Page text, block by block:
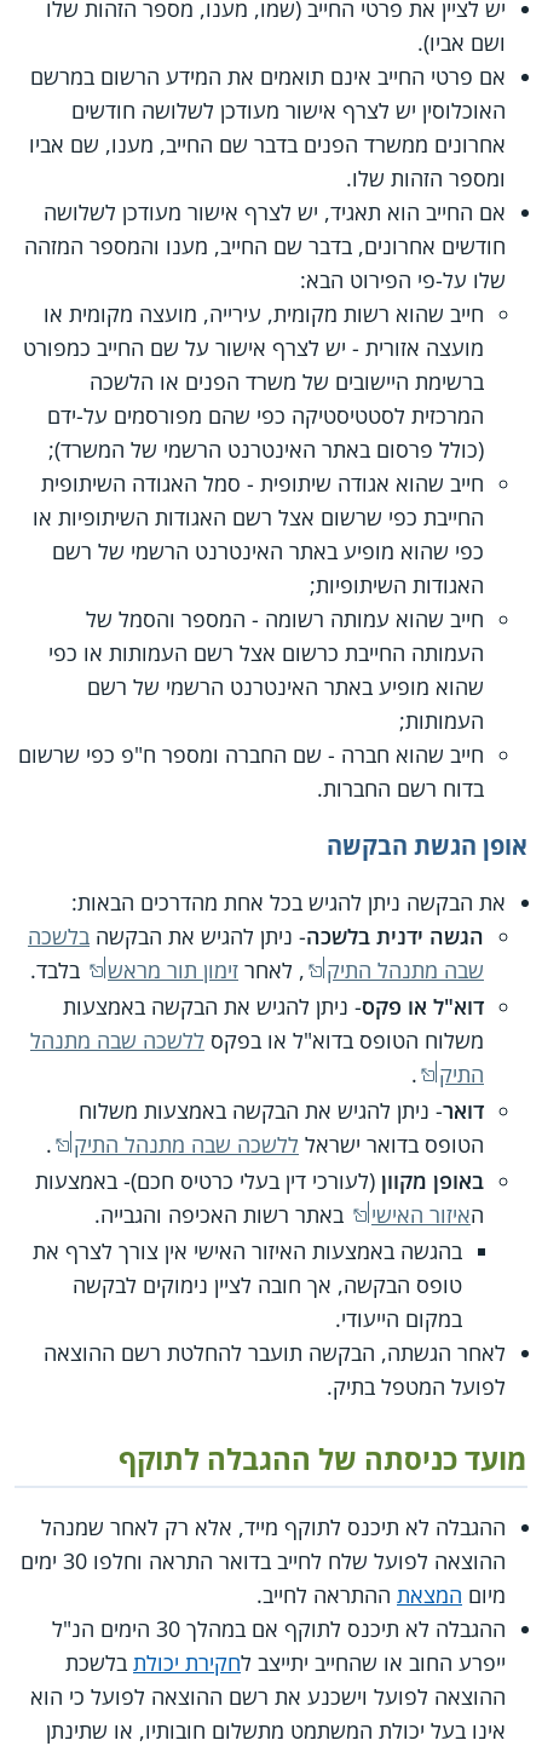
יש לציין את פרטי החייב (שמו, מענו, מספר הזהות שלו
ושם אביו).
אם פרטי החייב אינם תואמים את המידע הרשום במרשם
האוכלוסין יש לצרף אישור מעודכן לשלושה חודשים
אחרונים ממשרד הפנים בדבר שם החייב, מענו, שם אביו
ומספר הזהות שלו.
אם החייב הוא תאגיד, יש לצרף אישור מעודכן לשלושה
חודשים אחרונים, בדבר שם החייב, מענו והמספר המזהה
שלו על-פי הפירוט הבא:
חייב שהוא רשות מקומית, עירייה, מועצה מקומית או
מועצה אזורית - יש לצרף אישור על שם החייב כמפורט
ברשימת היישובים של משרד הפנים או הלשכה
המרכזית לסטטיסטיקה כפי שהם מפורסמים על-ידם
(כולל פרסום באתר האינטרנט הרשמי של המשרד);
חייב שהוא אגודה שיתופית - סמל האגודה השיתופית
החייבת כפי שרשום אצל רשם האגודות השיתופיות או
כפי שהוא מופיע באתר האינטרנט הרשמי של רשם
האגודות השיתופיות;
חייב שהוא עמותה רשומה - המספר והסמל של
העמותה החייבת כרשום אצל רשם העמותות או כפי
שהוא מופיע באתר האינטרנט הרשמי של רשם
העמותות;
חייב שהוא חברה - שם החברה ומספר ח"פ כפי שרשום
בדוח רשם החברות.
אופן הגשת הבקשה
את הבקשה ניתן להגיש בכל אחת מהדרכים הבאות:
הגשה ידנית בלשכה- ניתן להגיש את הבקשה בלשכה
שבה מתנהל התיק
, לאחר זימון תור מראש
בלבד.
דוא"ל או פקס- ניתן להגיש את הבקשה באמצעות
משלוח הטופס בדוא"ל או בפקס ללשכה שבה מתנהל
התיק
.
דואר- ניתן להגיש את הבקשה באמצעות משלוח
הטופס בדואר ישראל ללשכה שבה מתנהל התיק
.
באופן מקוון (לעורכי דין בעלי כרטיס חכם)- באמצעות
האיזור האישי
באתר רשות האכיפה והגבייה.
בהגשה באמצעות האיזור האישי אין צורך לצרף את
טופס הבקשה, אך חובה לציין נימוקים לבקשה
במקום הייעודי.
לאחר הגשתה, הבקשה תועבר להחלטת רשם ההוצאה
לפועל המטפל בתיק.
מועד כניסתה של ההגבלה לתוקף
ההגבלה לא תיכנס לתוקף מייד, אלא רק לאחר שמנהל
ההוצאה לפועל שלח לחייב בדואר התראה וחלפו 30 ימים
מיום המצאת ההתראה לחייב.
ההגבלה לא תיכנס לתוקף אם במהלך 30 הימים הנ"ל
ייפרע החוב או שהחייב יתייצב לחקירת יכולת בלשכת
ההוצאה לפועל וישכנע את רשם ההוצאה לפועל כי הוא
אינו בעל יכולת המשתמט מתשלום חובותיו, או שתינתן